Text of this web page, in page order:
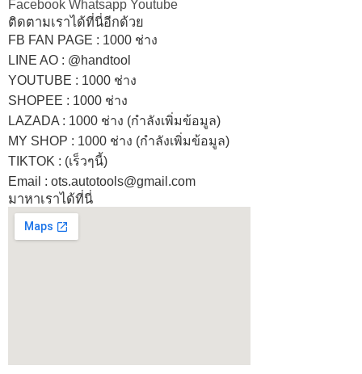
Facebook Whatsapp Youtube
ติดตามเราได้ที่นี่อีกด้วย
FB FAN PAGE : 1000 ช่าง
LINE AO : @handtool
YOUTUBE : 1000 ช่าง
SHOPEE : 1000 ช่าง
LAZADA : 1000 ช่าง (กำลังเพิ่มข้อมูล)
MY SHOP : 1000 ช่าง (กำลังเพิ่มข้อมูล)
TIKTOK : (เร็วๆนี้)
Email : ots.autotools@gmail.com
มาหาเราได้ที่นี่